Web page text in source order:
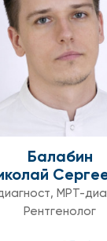
длины
и при
Балабин
, МРТ-
Рентгенолог